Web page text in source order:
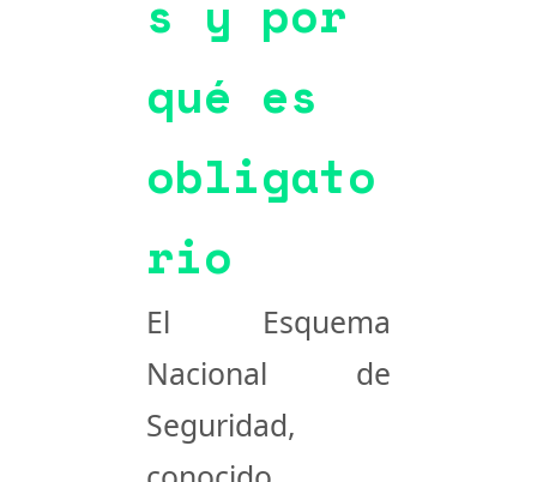
s y por
qué es
obligato
rio
El Esquema
Nacional de
Seguridad,